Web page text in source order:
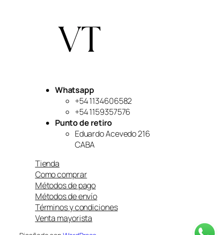
Whatsapp
+54 1134606582
+54 1159357576
Punto de retiro
Eduardo Acevedo 216
CABA
Tienda
Como comprar
Métodos de pago
Métodos de envío
Términos y condiciones
Venta mayorista